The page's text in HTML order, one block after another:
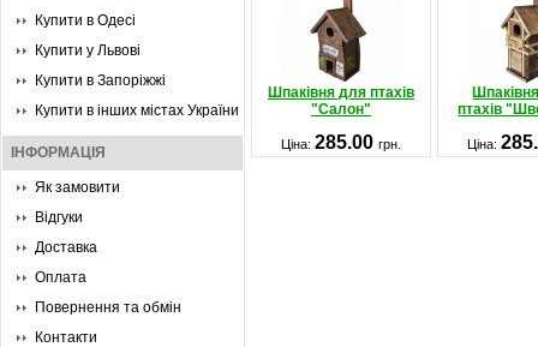
Купити в Одесі
Купити у Львові
Купити в Запоріжжі
Купити в інших містах України
ІНФОРМАЦІЯ
Як замовити
Відгуки
Доставка
Оплата
Повернення та обмін
Контакти
Шпаківня для птахів
"Салон"
птахів
Ціна: 285.00 грн. Ціна: